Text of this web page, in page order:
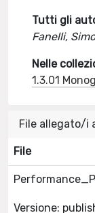
Tutti gli
Fanelli,
Nelle
1.3.01
File allegato/i
File
Versione: